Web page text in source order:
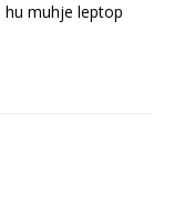
muhje leptop